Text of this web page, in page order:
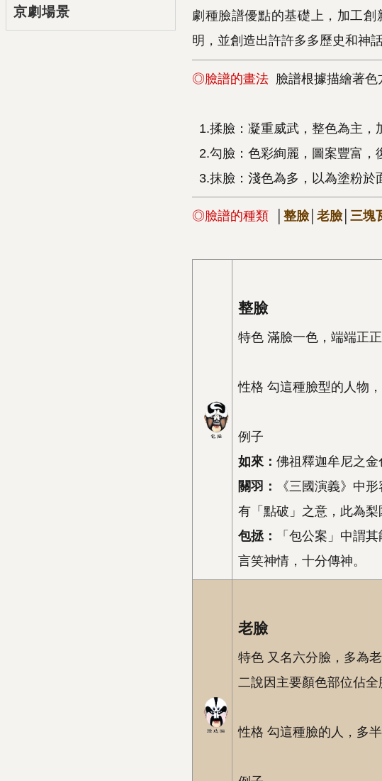
京劇場景
劇種臉譜優點的基礎上，加工
明，並創造出許許多多歷史和神
◎臉譜的畫法 臉譜根據描繪著色
1.揉臉：凝重威武，整色為主，
2.勾臉：色彩絢麗，圖案豐富，
3.抹臉：淺色為多，以為塗粉於
◎臉譜的種類 整臉│ 老臉│ 三塊
整臉
特色 滿臉一色，端端正
性格 勾這種臉型的人物
例子
如來： 佛祖釋迦牟尼之金
關羽：
《三國演義》中
有「點破」之意，此為梨
包拯：
「包公案」中謂
言笑神情，十分傳神。
老臉
特色 又名六分臉，多為
二說因主要顏色部位佔全
性格 勾這種臉的人，多